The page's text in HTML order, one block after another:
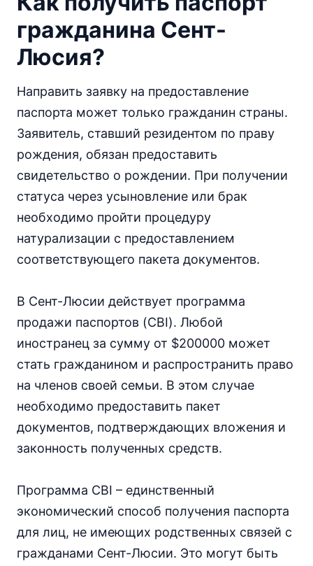
гражданина Сент-
Люсия?
Направить заявку на предоставление
паспорта может только гражданин страны.
Заявитель, ставший резидентом по праву
рождения, обязан предоставить
свидетельство о рождении. При получении
статуса через усыновление или брак
необходимо пройти процедуру
натурализации с предоставлением
соответствующего пакета документов.
В Сент-Люсии действует программа
продажи паспортов (CBI). Любой
иностранец за сумму от $200000 может
стать гражданином и распространить право
на членов своей семьи. В этом случае
необходимо предоставить пакет
документов, подтверждающих вложения и
законность полученных средств.
Программа CBI – единственный
экономический способ получения паспорта
для лиц, не имеющих родственных связей с
гражданами Сент-Люсии. Это могут быть